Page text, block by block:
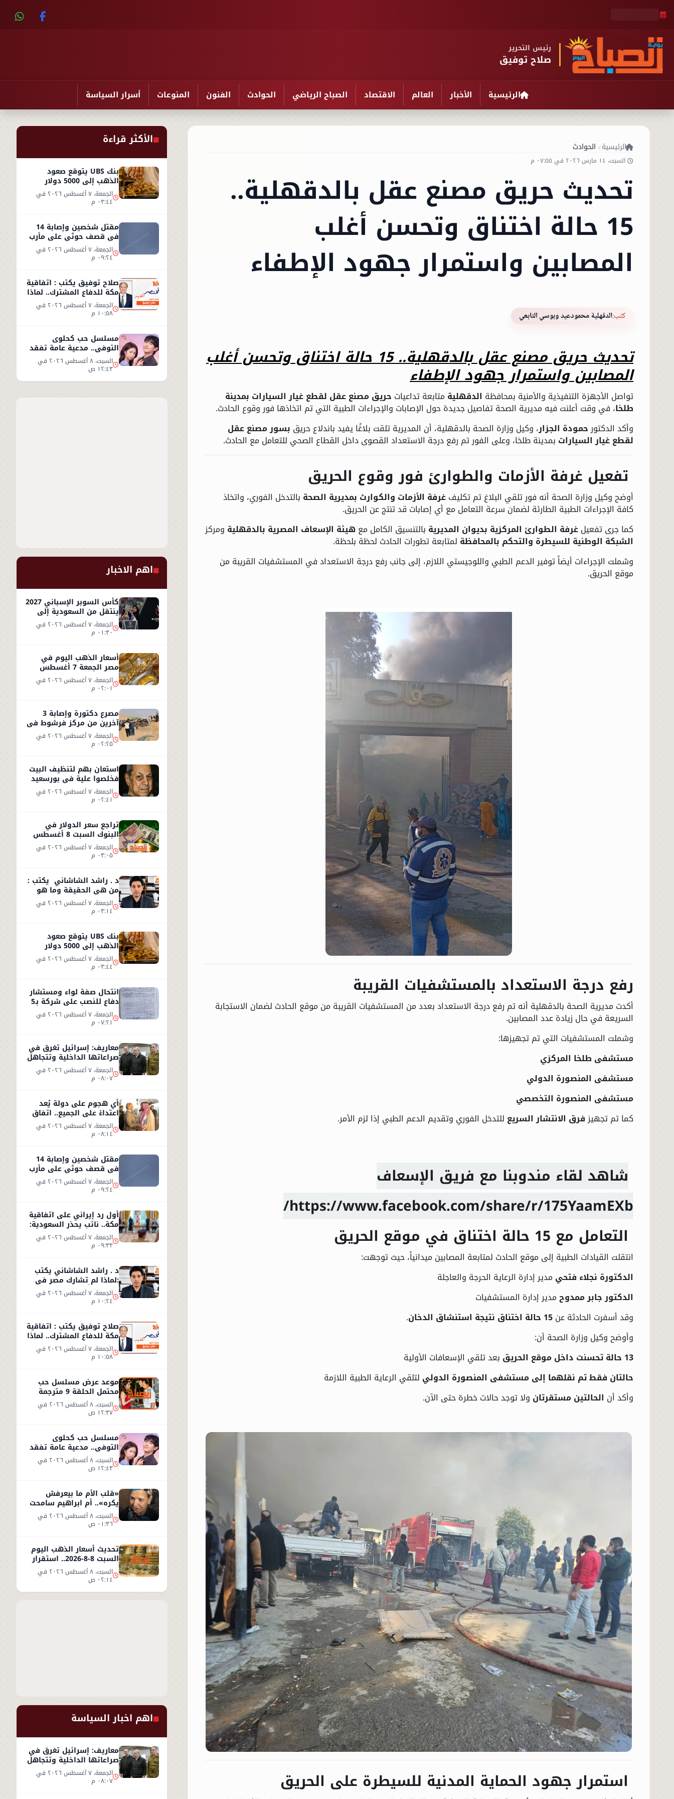
رئيس التحرير
صلاح توفيق
الرئيسية الأخبار العالم الاقتصاد الصباح الرياضي الحوادث الفنون المنوعات أسرار السياسة
الرئيسية
الأخبار
الاقتصاد
الصباح الرياضي
الفنون
المنوعات
أسرار السياسة
الرئيسية الحوادث
السبت، ١٤ مارس ٢٠٢٦ في ٠٧:٥٥ م
تحديث حريق مصنع عقل بالدقهلية..
15 حالة اختناق وتحسن أغلب
المصابين واستمرار جهود الإطفاء
كتب:الدقهلية محمودعيد وبوسي التابعي
تحديث حريق مصنع عقل بالدقهلية.. 15 حالة اختناق وتحسن أغلب
المصابين واستمرار جهود الإطفاء
تواصل الأجهزة التنفيذية والأمنية بمحافظة الدقهلية متابعة تداعيات حريق مصنع عقل لقطع غيار السيارات بمدينة
طلخا، في وقت أعلنت فيه مديرية الصحة تفاصيل جديدة حول الإصابات والإجراءات الطبية التي تم اتخاذها فور وقوع الحادث.
وأكد الدكتورحمودة الجزار، وكيل وزارة الصحة بالدقهلية، أن المديرية تلقت بلاغًا يفيد باندلاع حريق بسور مصنع عقل
لقطع غيار السيارات بمدينة طلخا، وعلى الفور تم رفع درجة الاستعداد القصوى داخل القطاع الصحي للتعامل مع الحادث.
تفعيل غرفة الأزمات والطوارئ فور وقوع الحريق
أوضح وكيل وزارة الصحة أنه فور تلقي البلاغ تم تكليفغرفة الأزمات والكوارث بمديرية الصحة بالتدخل الفوري، واتخاذ
كافة الإجراءات الطبية الطارئة لضمان سرعة التعامل مع أي إصابات قد تنتج عن الحريق.
كما جرى تفعيلغرفة الطوارئ المركزية بديوان المديرية بالتنسيق الكامل مع هيئة الإسعاف المصرية بالدقهلية ومركز
الشبكة الوطنية للسيطرة والتحكم بالمحافظة لمتابعة تطورات الحادث لحظة بلحظة.
وشملت الإجراءات أيضاً توفير الدعم الطبي واللوجيستي اللازم، إلى جانب رفع درجة الاستعداد في المستشفيات القريبة من
موقع الحريق.
رفع درجة الاستعداد بالمستشفيات القريبة
أكدت مديرية الصحة بالدقهلية أنه تم رفع درجة الاستعداد بعدد من المستشفيات القريبة من موقع الحادث لضمان الاستجابة
السريعة في حال زيادة عدد المصابين.
وشملت المستشفيات التي تم تجهيزها:
مستشفى طلخا المركزي
مستشفى المنصورة الدولي
مستشفى المنصورة التخصصي
كما تم تجهيزفرق الانتشار السريع للتدخل الفوري وتقديم الدعم الطبي إذا لزم الأمر.
شاهد لقاء مندوبنا مع فريق الإسعاف
https://www.facebook.com/share/r/175YaamEXb/
التعامل مع 15 حالة اختناق في موقع الحريق
انتقلت القيادات الطبية إلى موقع الحادث لمتابعة المصابين ميدانياً، حيث توجهت:
الدكتورة نجلاء فتحي مدير إدارة الرعاية الحرجة والعاجلة
الدكتور جابر ممدوحمدير إدارة المستشفيات
وقد أسفرت الحادثة عن15 حالة اختناق نتيجة استنشاق الدخان
.
وأوضح وكيل وزارة الصحة أن:
13 حالة تحسنت داخل موقع الحريق
بعد تلقي الإسعافات الأولية
حالتان فقط تم نقلهما إلى مستشفى المنصورة الدولي لتلقي الرعاية الطبية اللازمة
وأكد أن الحالتين مستقرتان ولا توجد حالات خطرة حتى الآن.
استمرار جهود الحماية المدنية للسيطرة على الحريق
الأكثر قراءة
بنك UBS يتوقع صعود
الذهب إلى 5000 دولار
للأوقية - التفاصيل الجمعة، ٧ أغسطس ٢٠٢٦ في
٠٣:٤٤ م
مقتل شخصين وإصابة 14
في قصف حوثي على مأرب
الجمعة، ٧ أغسطس ٢٠٢٦ في
٠٩:٢٤ م
صلاح توفيق يكتب : اتفاقية
مكة للدفاع المشترك.. لماذا
غابت مصر؟ الجمعة، ٧ أغسطس ٢٠٢٦ في
١٠:٥٨ م
مسلسل حب كحلوى
التوفي.. مدعية عامة تفقد
ذاكرتها وتبدأ قصة حب
غامضة السبت، ٨ أغسطس ٢٠٢٦ في
١٢:٤٣ ص
اهم الاخبار
كأس السوبر الإسباني 2027
ينتقل من السعودية إلى
إسطنبول الجمعة، ٧ أغسطس ٢٠٢٦ في
٠١:٣٠ م
أسعار الذهب اليوم في
مصر الجمعة 7 أغسطس
2026.. عيار 21 يسجل 5970
جنيهاً الجمعة، ٧ أغسطس ٢٠٢٦ في
٠٢:٠١ م
مصرع دكتورة وإصابة 3
آخرين من مركز فرشوط في
حادث على الطريق
الصحراوي الغربي الجمعة، ٧ أغسطس ٢٠٢٦ في
٠٢:٢٥ م
استعان بهم لتنظيف البيت
فخلصوا علية في بورسعيد
الجمعة، ٧ أغسطس ٢٠٢٦ في
٠٢:٤١ م
تراجع سعر الدولار في
البنوك السبت 8 أغسطس
2026.. استقرار عند 49.71
جنيه الجمعة، ٧ أغسطس ٢٠٢٦ في
٠٣:٠٥ م
د . راشد الشاشاني يكتب :
من هي الحقيقة وما هو
الكذب الجمعة، ٧ أغسطس ٢٠٢٦ في
٠٣:١٤ م
بنك UBS يتوقع صعود
الذهب إلى 5000 دولار
للأوقية - التفاصيل الجمعة، ٧ أغسطس ٢٠٢٦ في
٠٣:٤٤ م
انتحال صفة لواء ومستشار
دفاع للنصب على شركة بـ5
ملايين جنيه داخل هيئة
الاستثمار الجمعة، ٧ أغسطس ٢٠٢٦ في
٠٧:٢١ م
معاريف: إسرائيل تغرق في
صراعاتها الداخلية وتتجاهل
«تسونامي» سياسيًا قادمًا
من أمريكا الجمعة، ٧ أغسطس ٢٠٢٦ في
٠٨:٠٧ م
أي هجوم على دولة يُعد
اعتداءً على الجميع.. اتفاق
دفاعي جديد في مكة الجمعة، ٧ أغسطس ٢٠٢٦ في
٠٨:١٤ م
مقتل شخصين وإصابة 14
في قصف حوثي على مأرب
الجمعة، ٧ أغسطس ٢٠٢٦ في
٠٩:٢٤ م
أول رد إيراني على اتفاقية
مكة.. نائب يحذر السعودية:
الاتفاق لن يوفر الأمن الجمعة، ٧ أغسطس ٢٠٢٦ في
٠٩:٣٣ م
د . راشد الشاشاني يكتب
:لماذا لم تشارك مصر في
اتفاق مكّة ؟ الجمعة، ٧ أغسطس ٢٠٢٦ في
١٠:٢٤ م
صلاح توفيق يكتب : اتفاقية
مكة للدفاع المشترك.. لماذا
غابت مصر؟ الجمعة، ٧ أغسطس ٢٠٢٦ في
١٠:٥٨ م
موعد عرض مسلسل حب
محتمل الحلقة 9 مترجمة
على شاهد السبت، ٨ أغسطس ٢٠٢٦ في
١٢:٣٧ ص
مسلسل حب كحلوى
التوفي.. مدعية عامة تفقد
ذاكرتها وتبدأ قصة حب
غامضة السبت، ٨ أغسطس ٢٠٢٦ في
١٢:٤٣ ص
«قلب الأم ما بيعرفش
يكره».. أم ابراهيم سامحت
ابنها بعد طردها من المنزل
!! السبت، ٨ أغسطس ٢٠٢٦ في
٠١:٣٦ ص
تحديث أسعار الذهب اليوم
السبت 8-8-2026.. استقرار
نسبي في سوق الصاغة
السبت، ٨ أغسطس ٢٠٢٦ في
٠٢:١٤ ص
اهم اخبار السياسة
معاريف: إسرائيل تغرق في
صراعاتها الداخلية وتتجاهل
«تسونامي» سياسيًا قادمًا
من أمريكا الجمعة، ٧ أغسطس ٢٠٢٦ في
٠٨:٠٧ م